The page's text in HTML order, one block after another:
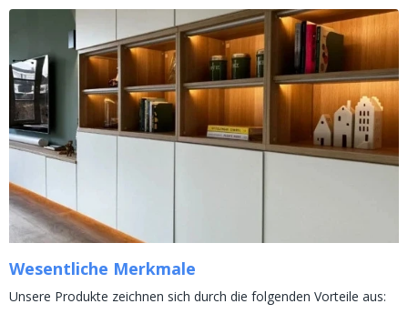
Wesentliche Merkmale
Unsere Produkte zeichnen sich durch die folgenden Vorteile aus: